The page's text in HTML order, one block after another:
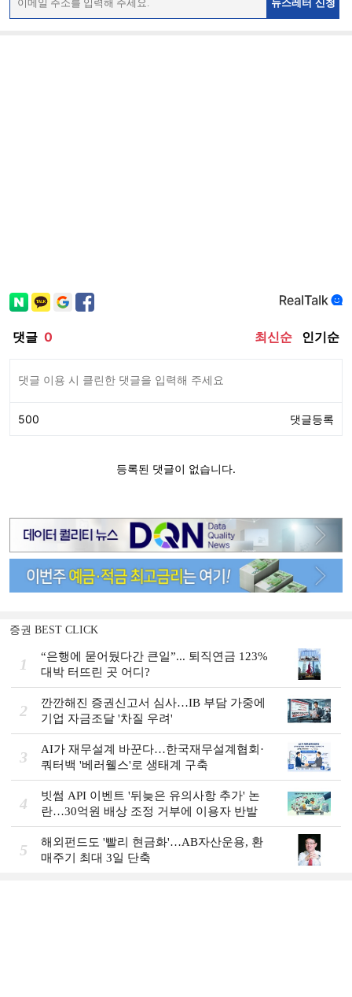
뉴스레터 신청
증권 BEST CLICK
1
“은행에 묻어뒀다간 큰일”... 퇴직연금 123%
대박 터뜨린 곳 어디?
2
깐깐해진 증권신고서 심사…IB 부담 가중에
기업 자금조달 '차질 우려'
3
AI가 재무설계 바꾼다…한국재무설계협회·
쿼터백 '베러웰스'로 생태계 구축
4
빗썸 API 이벤트 '뒤늦은 유의사항 추가' 논
란…30억원 배상 조정 거부에 이용자 반발
5
해외펀드도 '빨리 현금화'…AB자산운용, 환
매주기 최대 3일 단축